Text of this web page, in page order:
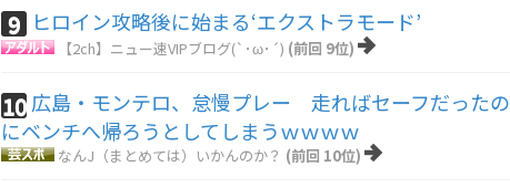
9 ヒロイン攻略後に始まる‘エクストラモード’
【2ch】ニュー速VIPブログ(`･ω･´) (前回 9位)
10 広島・モンテロ、怠慢プレー 走ればセーフだったの
にベンチへ帰ろうとしてしまうｗｗｗｗ
なんJ（まとめては）いかんのか？ (前回 10位)